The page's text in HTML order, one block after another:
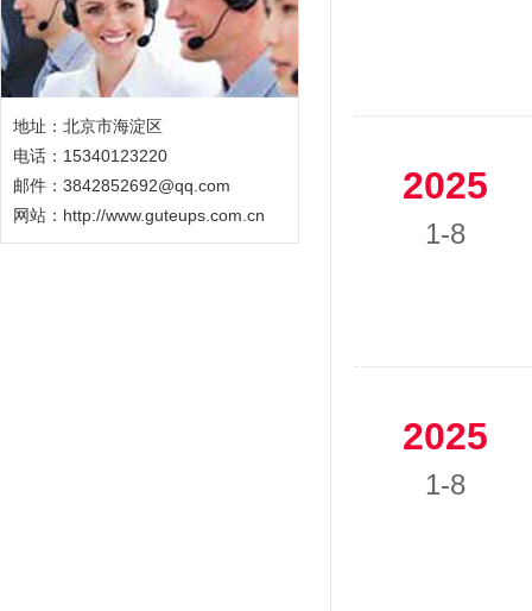
地址：北京市海淀区
电话：15340123220
邮件：3842852692@qq.com
网站： http://www.guteups.com.cn
2025
1-8
2025
1-8